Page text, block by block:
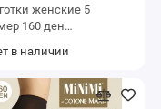
женские 5
160 ден
в наличии